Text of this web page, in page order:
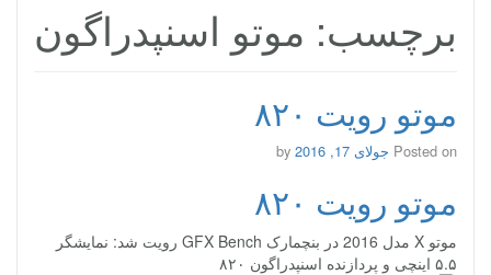
برچسب: موتو اسنپدراگون
موتو رویت ۸۲۰
Posted on جولای 17, 2016
موتو رویت ۸۲۰
موتو X مدل 2016 در بنچمارک GFX Bench رویت شد: نمایشگر
۵.۵ اینچی و پردازنده اسنپدراگون ۸۲۰